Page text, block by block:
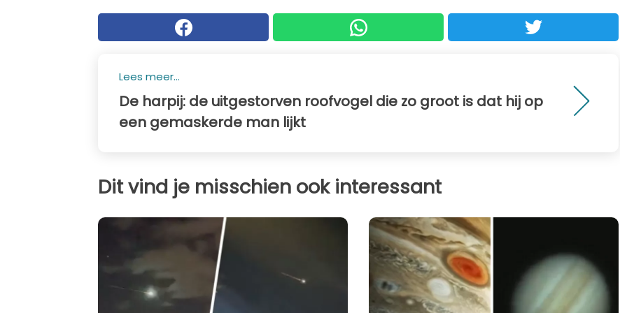
Lees meer...
De harpij: de uitgestorven roofvogel die zo groot is dat hij op
een gemaskerde man lijkt
Dit vind je misschien ook interessant